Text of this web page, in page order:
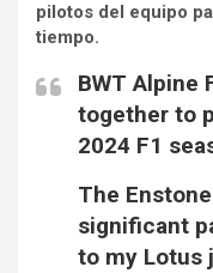
pilotos del equipo
tiempo.
BWT Alpine
together to
2024 F1
The
significant
to my Lotus